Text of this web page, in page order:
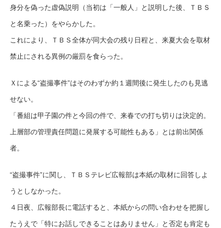
身分を偽った虚偽説明（当初は「一般人」と説明した後、ＴＢＳ
と名乗った）をやらかした。
これにより、ＴＢＳ全体が同大会の残り日程と、来夏大会を取材
禁止にされる異例の厳罰を食らった。
Ｘによる“盗撮事件”はそのわずか約１週間後に発生したのも見逃
せない。
「番組は甲子園の件と今回の件で、来春での打ち切りは決定的。
上層部の管理責任問題に発展する可能性もある」とは前出関係
者。
“盗撮事件”に関し、ＴＢＳテレビ広報部は本紙の取材に回答しよ
うとしなかった。
４日夜、広報部長に電話すると、本紙からの問い合わせを把握し
たうえで「特にお話しできることはありません」と否定も肯定も